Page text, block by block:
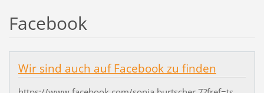
Facebook
Wir sind auch auf Facebook zu finden